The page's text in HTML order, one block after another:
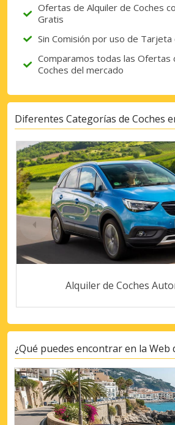
Ofertas de Alquiler de Coches
Gratis
Sin Comisión por uso de
Comparamos todas las Ofertas
Coches del mercado
Diferentes Categorías de Coches
Alquiler de Coches
¿Qué puedes encontrar en la Web